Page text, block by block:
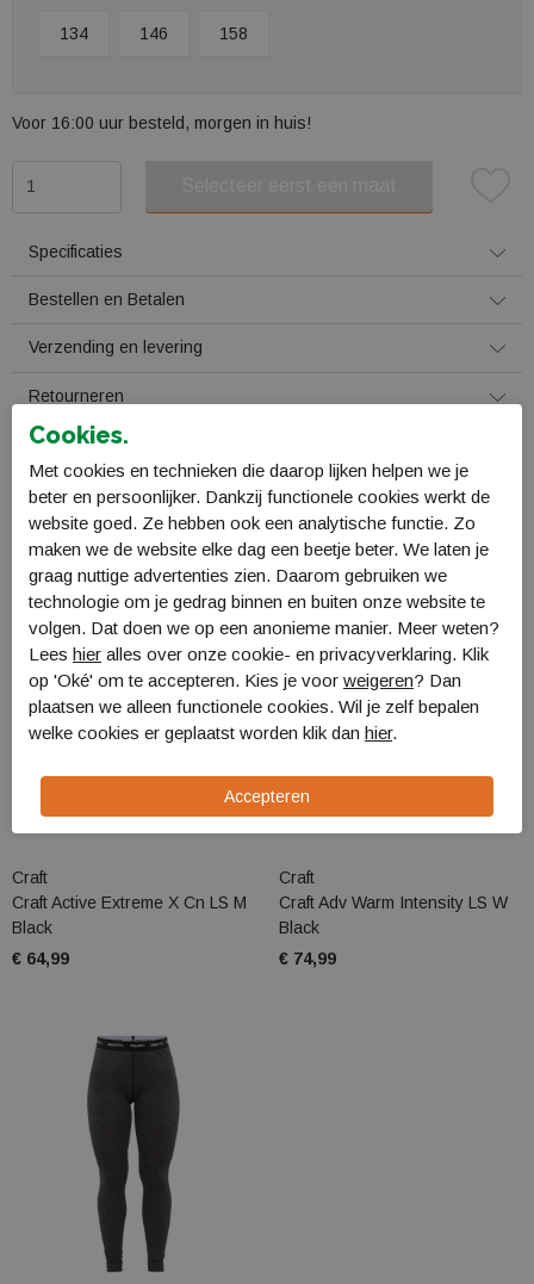
134 146 158
Voor 16:00 uur besteld, morgen in huis!
Specificaties
Bestellen en Betalen
Verzending en levering
Retourneren
Gerelateerde producten
Craft
Craft Active Extreme X Cn LS M
Black
€ 64,99
Craft
Craft Adv Warm Intensity LS W
Black
€ 74,99
Cookies.
Met cookies en technieken die daarop lijken helpen we je
beter en persoonlijker. Dankzij functionele cookies werkt de
website goed. Ze hebben ook een analytische functie. Zo
maken we de website elke dag een beetje beter. We laten je
graag nuttige advertenties zien. Daarom gebruiken we
technologie om je gedrag binnen en buiten onze website te
volgen. Dat doen we op een anonieme manier. Meer weten?
Lees hier alles over onze cookie- en privacyverklaring. Klik
op 'Oké' om te accepteren. Kies je voor weigeren? Dan
plaatsen we alleen functionele cookies. Wil je zelf bepalen
welke cookies er geplaatst worden klik dan hier.